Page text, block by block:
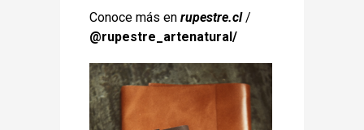
Conoce más en rupestre.cl/
@rupestre_artenatural/